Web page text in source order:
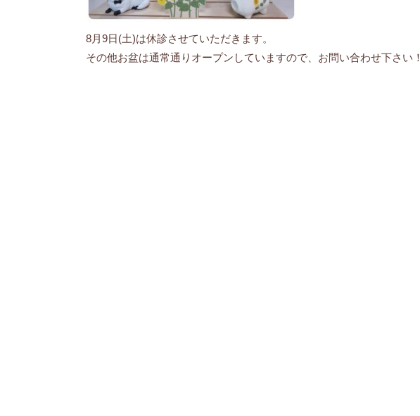
8月9日(土)は休診させていただきます。
その他お盆は通常通りオープンしていますので、お問い合わせ下さい！